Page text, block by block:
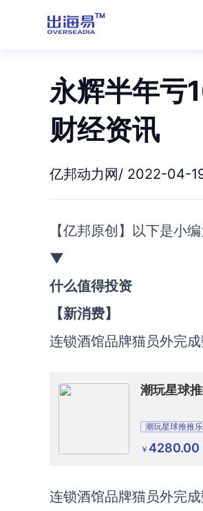
永辉半年亏
财经资讯
亿邦动力网/ 2022-04-
【亿邦原创】 以下是小
▼
什么值得投资
【新消费】
连锁酒馆品牌猫员外完
潮玩星球
潮玩星球推推
￥ 4280.00
连锁酒馆品牌猫员外完